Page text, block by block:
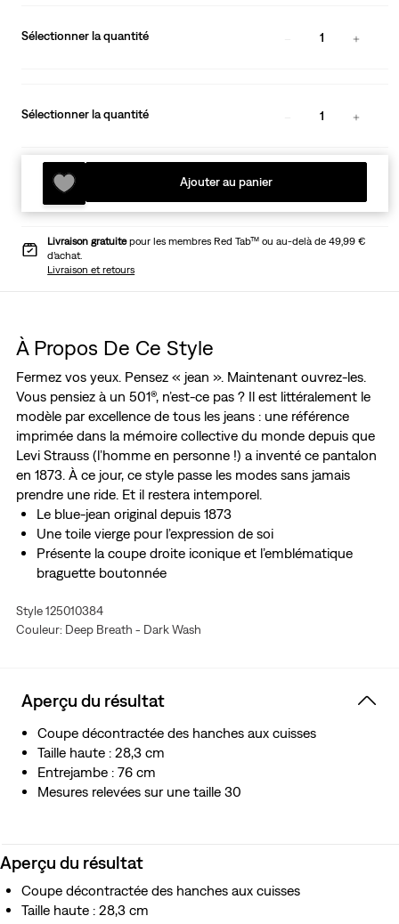
Sélectionner la quantité 1
Sélectionner la quantité 1
Ajouter au panier
Livraison gratuitepour les membres Red Tab™ ou au-delà de 49,99 €
d’achat.
Livraison et retours
À Propos De Ce Style
Fermez vos yeux. Pensez « jean ». Maintenant ouvrez-les.
Vous pensiez à un 501®, n’est-ce pas ? Il est littéralement le
modèle par excellence de tous les jeans : une référence
imprimée dans la mémoire collective du monde depuis que
Levi Strauss (l’homme en personne !) a inventé ce pantalon
en 1873. À ce jour, ce style passe les modes sans jamais
prendre une ride. Et il restera intemporel.
Le blue-jean original depuis 1873
Une toile vierge pour l’expression de soi
Présente la coupe droite iconique et l’emblématique
braguette boutonnée
Style 125010384
Couleur: Deep Breath - Dark Wash
Aperçu du résultat
Coupe décontractée des hanches aux cuisses
Taille haute : 28,3 cm
Entrejambe : 76 cm
Mesures relevées sur une taille 30
Aperçu du résultat
Coupe décontractée des hanches aux cuisses
Taille haute : 28,3 cm